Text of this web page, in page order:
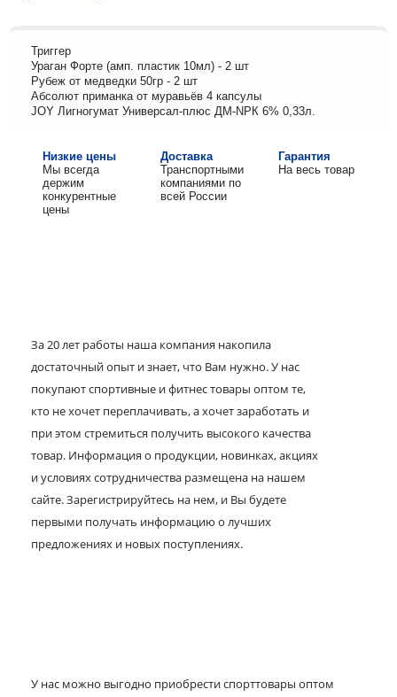
Триггер
Ураган Форте (амп. пластик 10мл) - 2 шт
Рубеж от медведки 50гр - 2 шт
Абсолют приманка от муравьёв 4 капсулы
JOY Лигногумат Универсал-плюс ДМ-NPК 6% 0,33л.
Низкие цены
Мы всегда
держим
конкурентные
цены
Доставка
Транспортными
компаниями по
всей России
Гарантия
На весь товар
За 20 лет работы наша компания накопила
достаточный опыт и знает, что Вам нужно. У нас
покупают спортивные и фитнес товары оптом те,
кто не хочет переплачивать, а хочет заработать и
при этом стремиться получить высокого качества
товар. Информация о продукции, новинках, акциях
и условиях сотрудничества размещена на нашем
сайте. Зарегистрируйтесь на нем, и Вы будете
первыми получать информацию о лучших
предложениях и новых поступлениях.
У нас можно выгодно приобрести спорттовары оптом